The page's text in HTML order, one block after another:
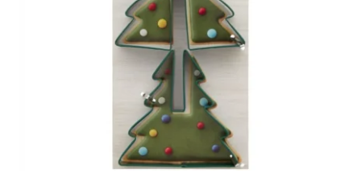
Ozdoby na tort weselny